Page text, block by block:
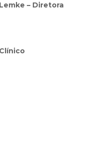
– Diretora